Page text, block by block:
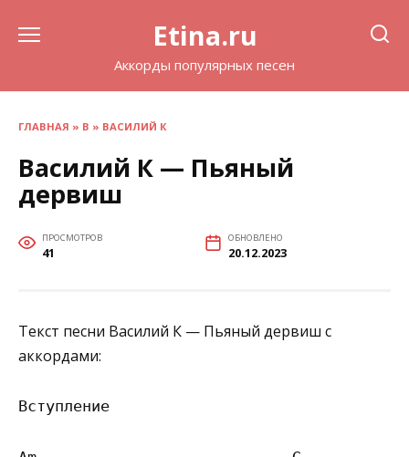
Etina.ru
Аккорды популярных песен
ГЛАВНАЯ » В » ВАСИЛИЙ К
Василий К — Пьяный
дервиш
ПРОСМОТРОВ
41
ОБНОВЛЕНО
20.12.2023
Текст песни Василий К — Пьяный дервиш с
аккордами:
Вступление